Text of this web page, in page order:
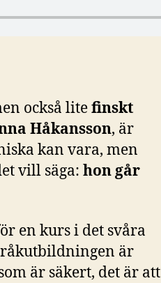
också litefinskt
Håkansson, är
kan vara, men
vill säga: hon går
en kurs i det svåra
är
är säkert, det är att